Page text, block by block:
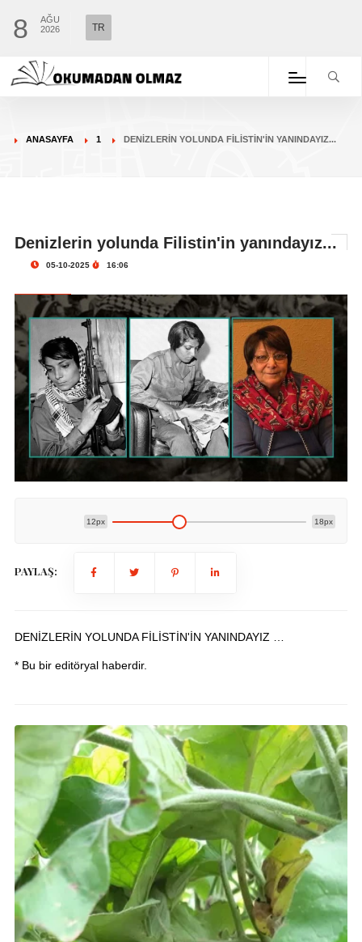
8
AĞU
2026
TR
ANASAYFA 1 DENIZLERIN YOLUNDA FILISTIN'IN YANINDAYIZ...
Denizlerin yolunda Filistin'in yanındayız...
05-10-2025 16:06
12px 18px
PAYLAŞ:
DENİZLERİN YOLUNDA FİLİSTİN'İN YANINDAYIZ …
* Bu bir editöryal haberdir.